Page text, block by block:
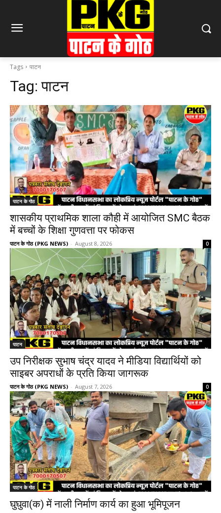
Tags पाटन
Tag:पाटन
पाटन के गोठ
शासकीय प्राथमिक शाला कौही में आयोजित SMC बैठक
में बच्चों के शिक्षा गुणवत्ता पर फोकस
पाटन के गोठ (PKG NEWS) - August 8, 2026 0
पाटन
उप निरीक्षक सुभाष चंद्र यादव ने मीडिया विद्यार्थियों को
साइबर अपराधों के प्रति किया जागरूक
पाटन के गोठ (PKG NEWS) - August 7, 2026 0
पाटन के गोठ
घुघुवा(क) में नाली निर्माण कार्य का हुआ भूमिपूजन